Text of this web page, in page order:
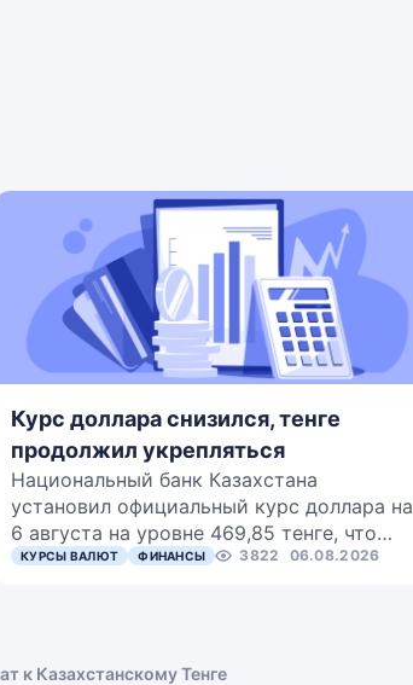
Курс доллара снизился, тенге
продолжил укрепляться
Национальный банк Казахстана
установил официальный курс доллара на
6 августа на уровне 469,85 тенге, что…
КУРСЫ ВАЛЮТ ФИНАНСЫ 3822 06.08.2026
к Казахстанскому Тенге